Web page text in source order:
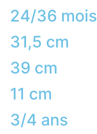
24/36 mois
31,5 cm
39 cm
11 cm
3/4 ans